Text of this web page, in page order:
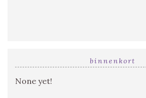
binnenkort
None yet!